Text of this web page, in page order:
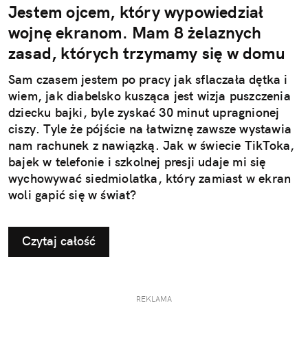
Jestem ojcem, który wypowiedział
wojnę ekranom. Mam 8 żelaznych
zasad, których trzymamy się w domu
Sam czasem jestem po pracy jak sflaczała dętka i
wiem, jak diabelsko kusząca jest wizja puszczenia
dziecku bajki, byle zyskać 30 minut upragnionej
ciszy. Tyle że pójście na łatwiznę zawsze wystawia
nam rachunek z nawiązką. Jak w świecie TikToka,
bajek w telefonie i szkolnej presji udaje mi się
wychowywać siedmiolatka, który zamiast w ekran
woli gapić się w świat?
Czytaj całość
REKLAMA